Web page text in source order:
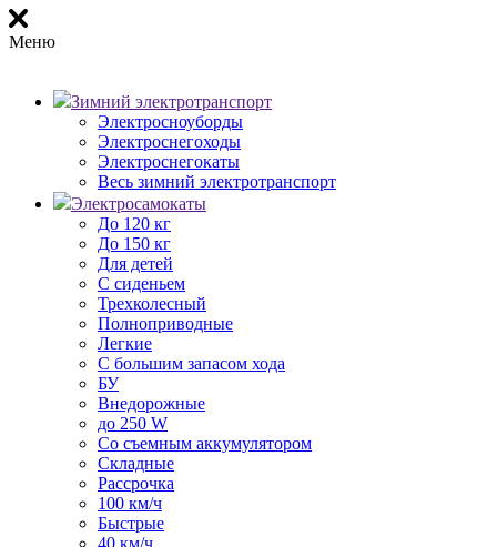
Меню
Зимний электротранспорт
Электросноуборды
Электроснегоходы
Электроснегокаты
Весь зимний электротранспорт
Электросамокаты
До 120 кг
До 150 кг
Для детей
С сиденьем
Трехколесный
Полноприводные
Легкие
С большим запасом хода
БУ
Внедорожные
до 250 W
Со съемным аккумулятором
Складные
Рассрочка
100 км/ч
Быстрые
40 км/ч